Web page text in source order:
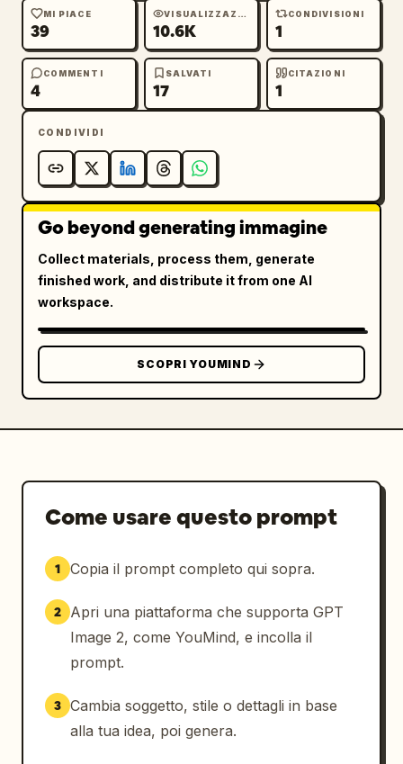
1","text":"助かりました…♡","pose":"piccola posa
timida e grata, rivolta in avanti con
espressione dolce, un cuore rosa e
scintille"},{"position":"riga 3 col
2","text":"大感謝です!","pose":"risata con
naso o alla guancia, sorriso gioioso e grato,
cuori rosa attorno"},{"position":"riga 3 col
3","text":"恐縮です!","pose":"grande sorriso a
bocca aperta, occhi chiusi, una mano sulla
guancia, scintille attorno alla testa"},
や〜","pose":"saluto giocoso con una mano
sulla fronte, sorriso dolce"},
{"position":"riga 4 col 2","text":"マジ感謝で
す!","pose":"posa centrata felice e grata con
guance sollevate, circondata da cuori rosa e
scintille"},{"position":"riga 4 col
3","text":"天涙烏立","pose":"posa assonnata o
{"count":12,"items":["scintille gialle sparse
accanto alle frasi di gratitudine","sottili
adesivi","morbido bordo bianco fustellato
vuoto","lettering a pennello scritto a mano
sopra ogni personaggio","sfumature pastello
ad acquerello","tonalità della pelle rosate e
dell'adesivo","leggera variazione
nell'angolazione del personaggio tra gli
adesivi","basco e acconciatura coerenti su
MI PIACE
39
VISUALIZZAZIONI
10.6K
CONDIVISIONI
1
COMMENTI
4
SALVATI
17
CITAZIONI
1
CONDIVIDI
Go beyond generating immagine
Collect materials, process them, generate
finished work, and distribute it from one AI
workspace.
SCOPRI YOUMIND
Come usare questo prompt
1 Copia il prompt completo qui sopra.
2
Apri una piattaforma che supporta GPT
Image 2, come YouMind, e incolla il
prompt.
3 Cambia soggetto, stile o dettagli in base
alla tua idea, poi genera.